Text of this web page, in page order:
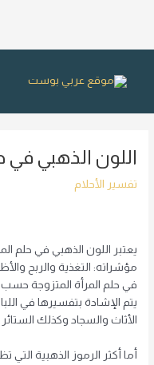
اللون الذهبي في
تفسير الأحلام
يعتبر اللون الذهبي في حلم
مؤشراته: التغذية والربح
في حلم المرأة المتزوجة حسب
يتم الإشادة بتفسيرها في
الأثاث والسجاد وكذلك
أما أكثر الرموز الذهبية